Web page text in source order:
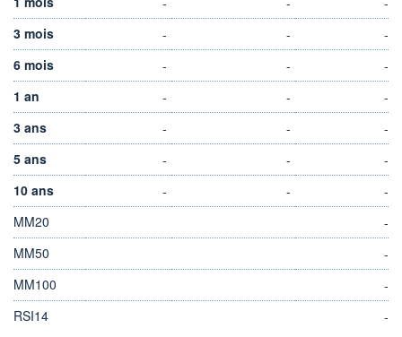
3 mois
- -
-
6 mois
- -
-
1 an
- -
-
3 ans
- -
-
5 ans
- -
-
10 ans
- -
-
MM20
-
MM50
-
MM100
-
RSI14
-